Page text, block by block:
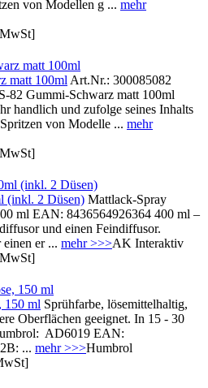
von Modellen g ... mehr
matt 100ml Art.Nr.: 300085082
82 Gummi-Schwarz matt 100ml
handlich und zufolge seines Inhalts
von Modelle ... mehr
(inkl. 2 Düsen) Mattlack-Spray
ml EAN: 8436564926364 400 ml –
und einen Feindiffusor.
er ... mehr >>>AK Interaktiv
150 ml Sprühfarbe, lösemittelhaltig,
Oberflächen geeignet. In 15 - 30
AD6019 EAN:
... mehr >>>Humbrol